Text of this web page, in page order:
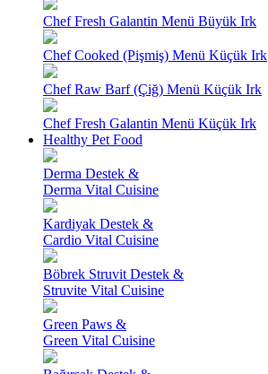
Chef Fresh Galantin Menü Büyük Irk
Chef Cooked (Pişmiş) Menü Küçük Irk
Chef Raw Barf (Çiğ) Menü Küçük Irk
Chef Fresh Galantin Menü Küçük Irk
Healthy Pet Food
Derma Destek &
Derma Vital Cuisine
Kardiyak Destek &
Cardio Vital Cuisine
Böbrek Struvit Destek &
Struvite Vital Cuisine
Green Paws &
Green Vital Cuisine